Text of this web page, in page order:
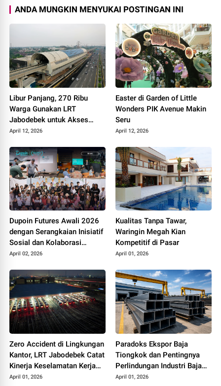
ANDA MUNGKIN MENYUKAI POSTINGAN INI
Libur Panjang, 270 Ribu
Warga Gunakan LRT
Jabodebek untuk Akses
Wisata
April 12, 2026
Easter di Garden of Little
Wonders PIK Avenue Makin
Seru
April 12, 2026
Dupoin Futures Awali 2026
dengan Serangkaian Inisiatif
Sosial dan Kolaborasi
Industri
April 02, 2026
Kualitas Tanpa Tawar,
Waringin Megah Kian
Kompetitif di Pasar
April 01, 2026
Zero Accident di Lingkungan
Kantor, LRT Jabodebek Catat
Kinerja Keselamatan Kerja
Optimal Awal 2026
April 01, 2026
Paradoks Ekspor Baja
Tiongkok dan Pentingnya
Perlindungan Industri Baja
Nasional
April 01, 2026